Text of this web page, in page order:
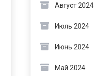
Август 2024
Июль 2024
Июнь 2024
Май 2024